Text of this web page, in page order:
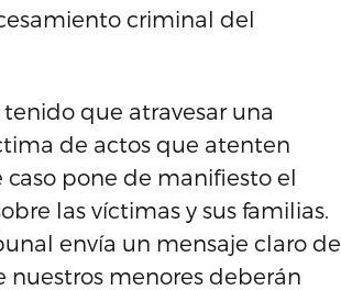
criminal del
que atravesar una
de actos que atenten
caso pone de manifiesto el
las víctimas y sus familias.
envía un mensaje claro de
menores deberán